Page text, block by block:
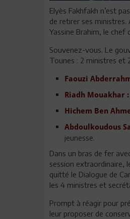
Elyès Fakhfakh n’est
de retirer ses
Yassine Brahim, le chef
Souvenez-vous. Le
Tounes : 2 ministres et
Faouzi
Riadh Mouakhar :
Hichem Ben
Abdoulkoudous
jeunesse.
Dans un bras de fer
session extraordinaire,
quitté le Dialogue de
les 4 ministres et
Prompt à réagir pour
leur proposer de